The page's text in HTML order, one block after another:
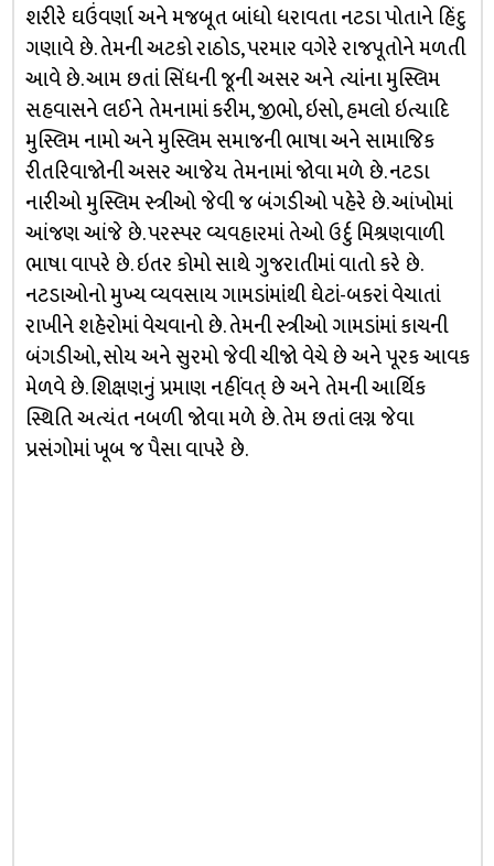
શરીરે ઘઉંવર્ણા અને મજબૂત બાંધો ધરાવતા નટડા પોતાને હિંદુ
ગણાવે છે. તેમની અટકો રાઠોડ, પરમાર વગેરે રાજપૂતોને મળતી
આવે છે. આમ છતાં સિંધની જૂની અસર અને ત્યાંના મુસ્લિમ
સહવાસને લઈને તેમનામાં કરીમ, જીભો, ઇસો, હમલો ઇત્યાદિ
મુસ્લિમ નામો અને મુસ્લિમ સમાજની ભાષા અને સામાજિક
રીતરિવાજોની અસર આજેય તેમનામાં જોવા મળે છે. નટડા
નારીઓ મુસ્લિમ સ્ત્રીઓ જેવી જ બંગડીઓ પહેરે છે. આંખોમાં
આંજણ આંજે છે. પરસ્પર વ્યવહારમાં તેઓ ઉર્દુ મિશ્રણવાળી
ભાષા વાપરે છે. ઇતર કોમો સાથે ગુજરાતીમાં વાતો કરે છે.
નટડાઓનો મુખ્ય વ્યવસાય ગામડાંમાંથી ઘેટાં-બકરાં વેચાતાં
રાખીને શહેરોમાં વેચવાનો છે. તેમની સ્ત્રીઓ ગામડાંમાં કાચની
બંગડીઓ, સોય અને સુરમો જેવી ચીજો વેચે છે અને પૂરક આવક
મેળવે છે. શિક્ષણનું પ્રમાણ નહીંવત્ છે અને તેમની આર્થિક
સ્થિતિ અત્યંત નબળી જોવા મળે છે. તેમ છતાં લગ્ન જેવા
પ્રસંગોમાં ખૂબ જ પૈસા વાપરે છે.